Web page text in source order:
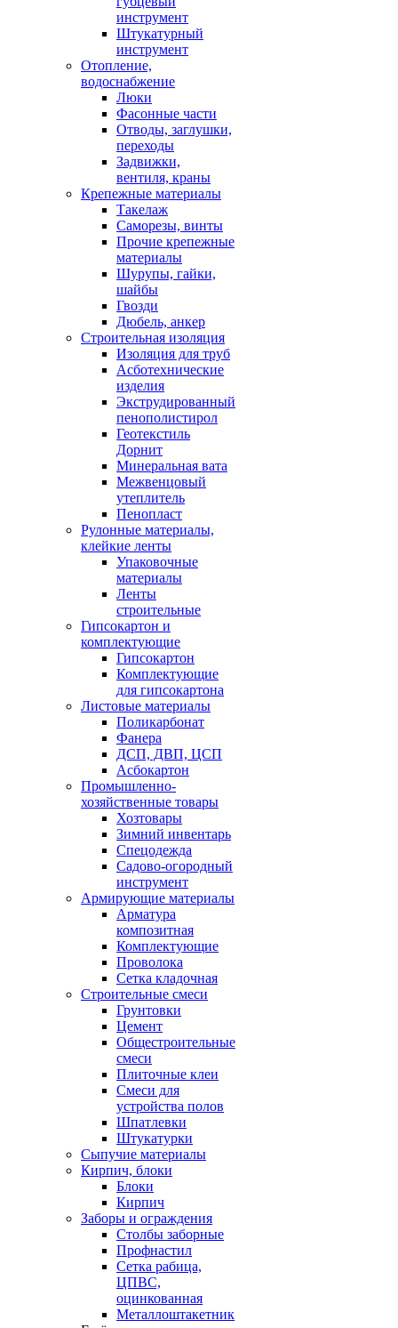
инструмент
Штукатурный
инструмент
Отопление,
водоснабжение
Люки
Фасонные части
Отводы, заглушки,
переходы
Задвижки,
вентиля, краны
Крепежные материалы
Такелаж
Саморезы, винты
Прочие крепежные
материалы
Шурупы, гайки,
шайбы
Гвозди
Дюбель, анкер
Строительная изоляция
Изоляция для труб
Асботехнические
изделия
Экструдированный
пенополистирол
Геотекстиль
Дорнит
Минеральная вата
Межвенцовый
утеплитель
Пенопласт
Рулонные материалы,
клейкие ленты
Упаковочные
материалы
Ленты
строительные
Гипсокартон и
комплектующие
Гипсокартон
Комплектующие
для гипсокартона
Листовые материалы
Поликарбонат
Фанера
ДСП, ДВП, ЦСП
Асбокартон
Промышленно-
хозяйственные товары
Хозтовары
Зимний инвентарь
Спецодежда
Садово-огородный
инструмент
Армирующие материалы
Арматура
композитная
Комплектующие
Проволока
Сетка кладочная
Строительные смеси
Грунтовки
Цемент
Общестроительные
смеси
Плиточные клеи
Смеси для
устройства полов
Шпатлевки
Штукатурки
Сыпучие материалы
Кирпич, блоки
Блоки
Кирпич
Заборы и ограждения
Столбы заборные
Профнастил
Сетка рабица,
ЦПВС,
оцинкованная
Металлоштакетник